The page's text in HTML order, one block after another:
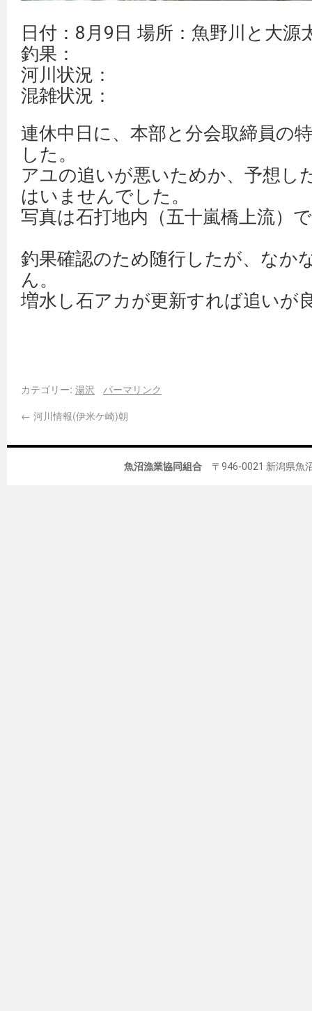
日付：8月9日 場所：魚野川と大源
釣果：
河川状況：
混雑状況：
連休中日に、本部と分会取締員の
した。
アユの追いが悪いためか、予想し
はいませんでした。
写真は石打地内（五十嵐橋上流）
釣果確認のため随行したが、なか
ん。
増水し石アカが更新すれば追いが
カテゴリー: 湯沢
パーマリンク
← 河川情報(伊米ケ崎)朝
魚沼漁業協同組合 〒946-0021 新潟県魚